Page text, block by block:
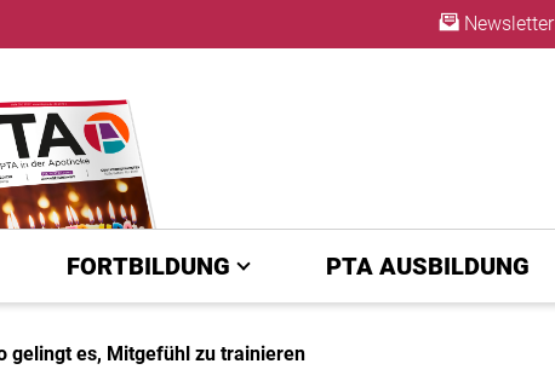
Newsletter
FORTBILDUNG PTA AUSBILDUNG
gelingt es, Mitgefühl zu trainieren